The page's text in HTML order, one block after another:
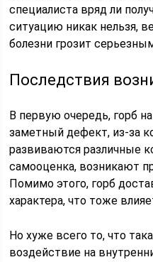
специалиста вряд ли
ситуацию никак нельзя,
болезни грозит
Последствия
В первую очередь, горб
заметный дефект, из-за
развиваются различные
самооценка, возникают
Помимо этого, горб
характера, что тоже
Но хуже всего то, что
воздействие на